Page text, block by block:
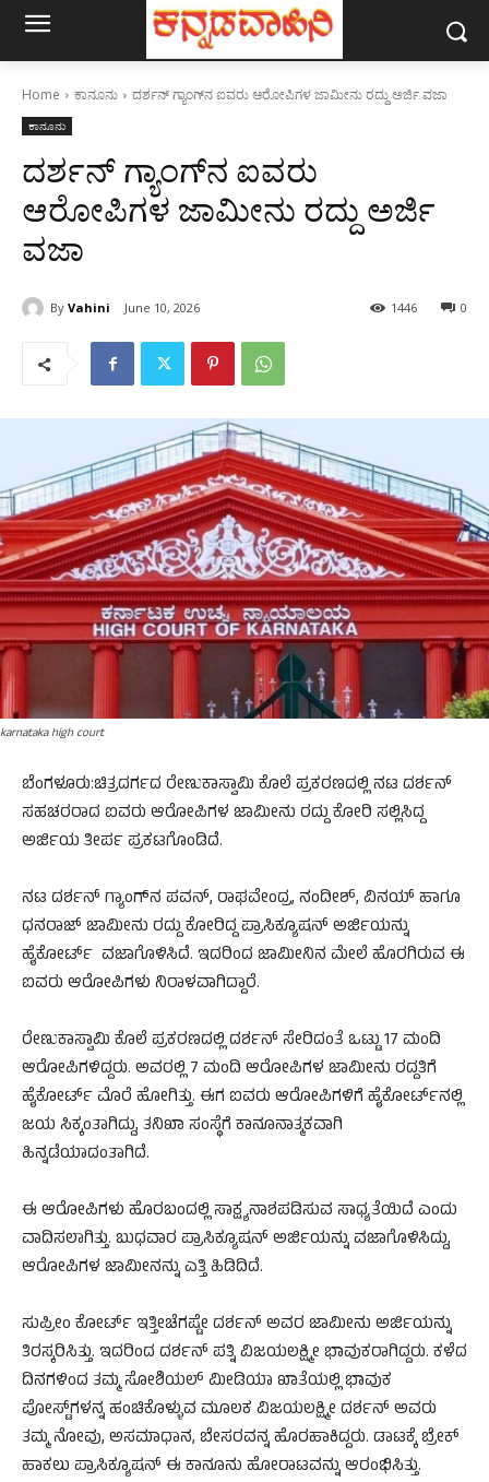
Home ಕಾನೂನು ದರ್ಶನ್ ಗ್ಯಾಂಗ್‌ನ ಐವರು ಆರೋಪಿಗಳ ಜಾಮೀನು ರದ್ದು ಅರ್ಜಿ ವಜಾ
ಕಾನೂನು
ದರ್ಶನ್ ಗ್ಯಾಂಗ್‌ನ ಐವರು
ಆರೋಪಿಗಳ ಜಾಮೀನು ರದ್ದು ಅರ್ಜಿ
ವಜಾ
By Vahini June 10, 2026 0
1446
karnataka high court
ಬೆಂಗಳೂರು:ಚಿತ್ರದರ್ಗದ ರೇಣುಕಾಸ್ವಾಮಿ ಕೊಲೆ ಪ್ರಕರಣದಲ್ಲಿ ನಟ ದರ್ಶನ್
ಸಹಚರರಾದ ಐವರು ಆರೋಪಿಗಳ ಜಾಮೀನು ರದ್ದು ಕೋರಿ ಸಲ್ಲಿಸಿದ್ದ
ಅರ್ಜಿಯ ತೀರ್ಪ ಪ್ರಕಟಗೊಂಡಿದೆ.
ನಟ ದರ್ಶನ್ ಗ್ಯಾಂಗ್‌ನ ಪವನ್, ರಾಘವೇಂದ್ರ, ನಂದೀಶ್, ವಿನಯ್ ಹಾಗೂ
ಧನರಾಜ್ ಜಾಮೀನು ರದ್ದು ಕೋರಿದ್ದ ಪ್ರಾಸಿಕ್ಯೂಷನ್ ಅರ್ಜಿಯನ್ನು
ಹೈಕೋರ್ಟ್ ವಜಾಗೊಳಿಸಿದೆ. ಇದರಿಂದ ಜಾಮೀನಿನ ಮೇಲೆ ಹೊರಗಿರುವ ಈ
ಐವರು ಆರೋಪಿಗಳು ನಿರಾಳವಾಗಿದ್ದಾರೆ.
ರೇಣುಕಾಸ್ವಾಮಿ ಕೊಲೆ ಪ್ರಕರಣದಲ್ಲಿ ದರ್ಶನ್ ಸೇರಿದಂತೆ ಒಟ್ಟು 17 ಮಂದಿ
ಆರೋಪಿಗಳಿದ್ದರು. ಅವರಲ್ಲಿ 7 ಮಂದಿ ಆರೋಪಿಗಳ ಜಾಮೀನು ರದ್ದತಿಗೆ
ಹೈಕೋರ್ಟ್ ಮೊರೆ ಹೋಗಿತ್ತು. ಈಗ ಐವರು ಆರೋಪಿಗಳಿಗೆ ಹೈಕೋರ್ಟ್‌ನಲ್ಲಿ
ಜಯ ಸಿಕ್ಕಂತಾಗಿದ್ದು, ತನಿಖಾ ಸಂಸ್ಥೆಗೆ ಕಾನೂನಾತ್ಮಕವಾಗಿ
ಹಿನ್ನಡೆಯಾದಂತಾಗಿದೆ.
ಈ ಆರೋಪಿಗಳು ಹೊರಬಂದಲ್ಲಿ ಸಾಕ್ಷ್ಯನಾಶಪಡಿಸುವ ಸಾಧ್ಯತೆಯಿದೆ ಎಂದು
ವಾದಿಸಲಾಗಿತ್ತು. ಬುಧವಾರ ಪ್ರಾಸಿಕ್ಯೂಷನ್‌ ಅರ್ಜಿಯನ್ನು ವಜಾಗೊಳಿಸಿದ್ದು,
ಆರೋಪಿಗಳ ಜಾಮೀನನ್ನು ಎತ್ತಿ ಹಿಡಿದಿದೆ.
ಸುಪ್ರೀಂ ಕೋರ್ಟ್ ಇತ್ತೀಚೆಗಷ್ಟೇ ದರ್ಶನ್ ಅವರ ಜಾಮೀನು ಅರ್ಜಿಯನ್ನು
ತಿರಸ್ಕರಿಸಿತ್ತು. ಇದರಿಂದ ದರ್ಶನ್ ಪತ್ನಿ ವಿಜಯಲಕ್ಷ್ಮೀ ಭಾವುಕರಾಗಿದ್ದರು. ಕಳೆದ
ದಿನಗಳಿಂದ ತಮ್ಮ ಸೋಶಿಯಲ್ ಮೀಡಿಯಾ ಖಾತೆಯಲ್ಲಿ ಭಾವುಕ
ಪೋಸ್ಟ್‌ಗಳನ್ನ ಹಂಚಿಕೊಳ್ಳುವ ಮೂಲಕ ವಿಜಯಲಕ್ಷ್ಮೀ ದರ್ಶನ್ ಅವರು
ತಮ್ಮ ನೋವು, ಅಸಮಾಧಾನ, ಬೇಸರವನ್ನ ಹೊರಹಾಕಿದ್ದರು. ಡಾಟಕ್ಕೆ ಬ್ರೇಕ್‌
ಹಾಕಲು ಪ್ರಾಸಿಕ್ಯೂಷನ್ ಈ ಕಾನೂನು ಹೋರಾಟವನ್ನು ಆರಂಭಿಸಿತ್ತು.